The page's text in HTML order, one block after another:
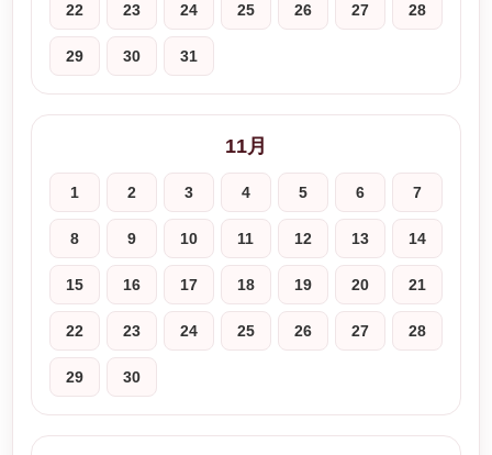
22 23 24 25 26 27 28
29 30 31
11月
1 2 3 4 5 6 7
8 9 10 11 12 13 14
15 16 17 18 19 20 21
22 23 24 25 26 27 28
29 30